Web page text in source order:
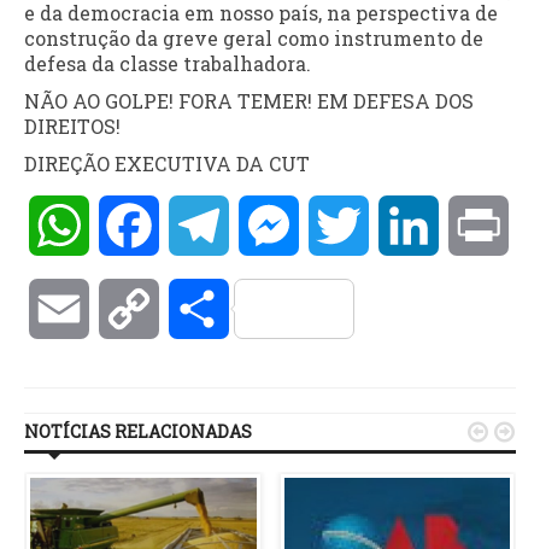
e da democracia em nosso país, na perspectiva de
construção da greve geral como instrumento de
defesa da classe trabalhadora.
NÃO AO GOLPE! FORA TEMER! EM DEFESA DOS
DIREITOS!
DIREÇÃO EXECUTIVA DA CUT
WhatsAppFacebookTelegramMessengerTwitter LinkedIn
Email Copy Compartilhar
NOTÍCIAS RELACIONADAS  